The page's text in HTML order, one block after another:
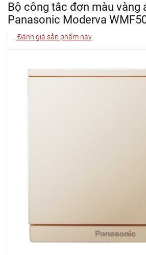
Bộ công tắc đơn màu vàng
Panasonic Moderva
Đánh giá sản phẩm này